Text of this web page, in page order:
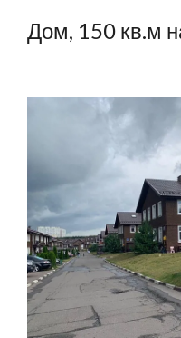
Дом, 150 кв.м